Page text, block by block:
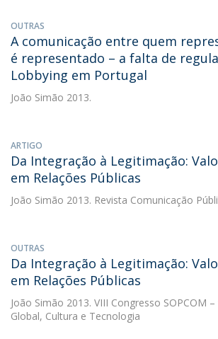
OUTRAS
A comunicação entre quem
é representado – a falta de
Lobbying em Portugal
João Simão 2013.
ARTIGO
Da Integração à Legitimação:
em Relações Públicas
João Simão 2013. Revista Comunicação
OUTRAS
Da Integração à Legitimação:
em Relações Públicas
João Simão 2013. VIII Congresso SOPCOM –
Global, Cultura e Tecnologia